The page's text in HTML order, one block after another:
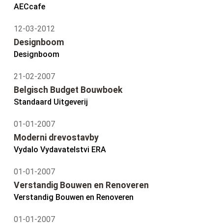
AECcafe
12-03-2012
Designboom
Designboom
21-02-2007
Belgisch Budget Bouwboek
Standaard Uitgeverij
01-01-2007
Moderni drevostavby
Vydalo Vydavatelstvi ERA
01-01-2007
Verstandig Bouwen en Renoveren
Verstandig Bouwen en Renoveren
01-01-2007